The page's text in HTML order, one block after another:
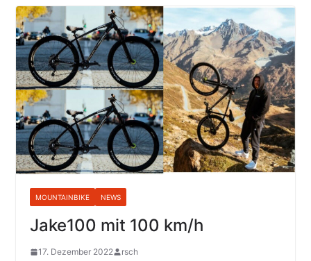
MOUNTAINBIKE NEWS
Jake100 mit 100 km/h
17. Dezember 2022
rsch